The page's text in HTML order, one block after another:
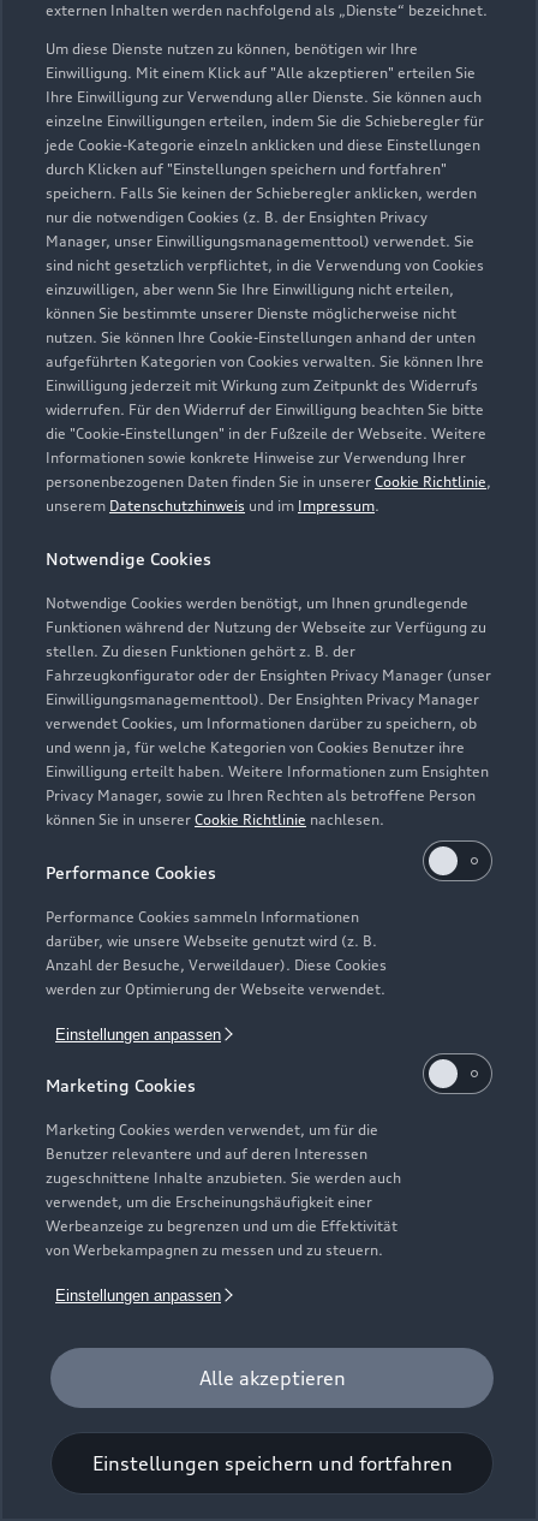
externen Inhalten werden nachfolgend als „Dienste“ bezeichnet.
Um diese Dienste nutzen zu können, benötigen wir Ihre
Einwilligung. Mit einem Klick auf "Alle akzeptieren" erteilen Sie
Ihre Einwilligung zur Verwendung aller Dienste. Sie können auch
einzelne Einwilligungen erteilen, indem Sie die Schieberegler für
jede Cookie-Kategorie einzeln anklicken und diese Einstellungen
durch Klicken auf "Einstellungen speichern und fortfahren"
speichern. Falls Sie keinen der Schieberegler anklicken, werden
nur die notwendigen Cookies (z. B. der Ensighten Privacy
Manager, unser Einwilligungsmanagementtool) verwendet. Sie
sind nicht gesetzlich verpflichtet, in die Verwendung von Cookies
einzuwilligen, aber wenn Sie Ihre Einwilligung nicht erteilen,
können Sie bestimmte unserer Dienste möglicherweise nicht
nutzen. Sie können Ihre Cookie-Einstellungen anhand der unten
aufgeführten Kategorien von Cookies verwalten. Sie können Ihre
Einwilligung jederzeit mit Wirkung zum Zeitpunkt des Widerrufs
widerrufen. Für den Widerruf der Einwilligung beachten Sie bitte
die "Cookie-Einstellungen" in der Fußzeile der Webseite. Weitere
Informationen sowie konkrete Hinweise zur Verwendung Ihrer
personenbezogenen Daten finden Sie in unserer Cookie Richtlinie,
unserem Datenschutzhinweis und im Impressum.
Notwendige Cookies
Notwendige Cookies werden benötigt, um Ihnen grundlegende
Funktionen während der Nutzung der Webseite zur Verfügung zu
stellen. Zu diesen Funktionen gehört z. B. der
Fahrzeugkonfigurator oder der Ensighten Privacy Manager (unser
Einwilligungsmanagementtool). Der Ensighten Privacy Manager
verwendet Cookies, um Informationen darüber zu speichern, ob
und wenn ja, für welche Kategorien von Cookies Benutzer ihre
Einwilligung erteilt haben. Weitere Informationen zum Ensighten
Privacy Manager, sowie zu Ihren Rechten als betroffene Person
können Sie in unserer Cookie Richtlinie nachlesen.
Performance Cookies
Performance Cookies sammeln Informationen
darüber, wie unsere Webseite genutzt wird (z. B.
Anzahl der Besuche, Verweildauer). Diese Cookies
werden zur Optimierung der Webseite verwendet.
Einstellungen anpassen
Marketing Cookies
Marketing Cookies werden verwendet, um für die
Benutzer relevantere und auf deren Interessen
zugeschnittene Inhalte anzubieten. Sie werden auch
verwendet, um die Erscheinungshäufigkeit einer
Werbeanzeige zu begrenzen und um die Effektivität
von Werbekampagnen zu messen und zu steuern.
Einstellungen anpassen
Alle akzeptieren
Einstellungen speichern und fortfahren
Audi Pflegemitteltasche
Sommer
Damit Ihr Audi auch im Sommer glänzt: die
passende Pflege in einer Tasche.
Zur Audi Shopping World
Lederpflege-Set
Praktisches Set zur intensiven Reinigung und
Pflege von Leder und Kunstleder.
Zur Audi Shopping World
Universal-Reinigungstuch
Für einen glänzenden Eindruck.
Zur Audi Shopping World